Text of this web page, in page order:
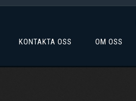
KONTAKTA OSS OM OSS